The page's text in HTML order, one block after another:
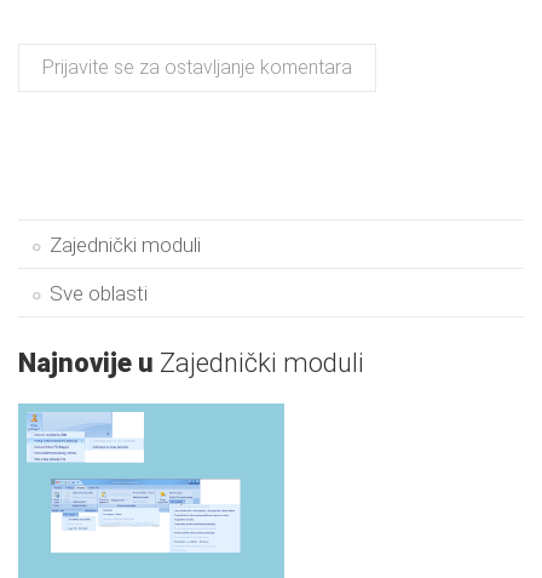
Prijavite se za ostavljanje komentara
Zajednički moduli
Sve oblasti
Najnovije u Zajednički moduli